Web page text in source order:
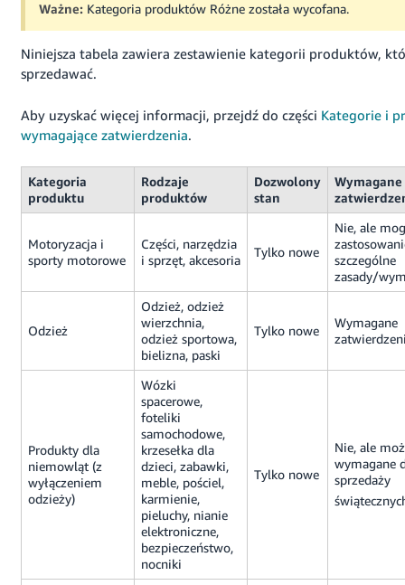
Polski
Polski
- PL
się
się
Ważne: Kategoria produktów Różne została wycofana.
Niniejsza tabela zawiera zestawienie kategorii produktów,
sprzedawać.
Aby uzyskać więcej informacji, przejdź do części Kategorie i
wymagające zatwierdzenia.
Kategoria
produktu
Rodzaje
produktów
Dozwolony
stan
Wymagane
Motoryzacja i
sporty motorowe
Części, narzędzia
i sprzęt, akcesoria
Tylko nowe
Nie, ale
szczególne
zasady/
Odzież
Odzież, odzież
wierzchnia,
odzież sportowa,
bielizna, paski
Tylko nowe
Wymagane
Produkty dla
niemowląt (z
wyłączeniem
odzieży)
Wózki
spacerowe,
foteliki
samochodowe,
krzesełka dla
dzieci, zabawki,
meble, pościel,
karmienie,
pieluchy, nianie
elektroniczne,
bezpieczeństwo,
nocniki
Tylko nowe
Nie, ale
wymagane
sprzedaży